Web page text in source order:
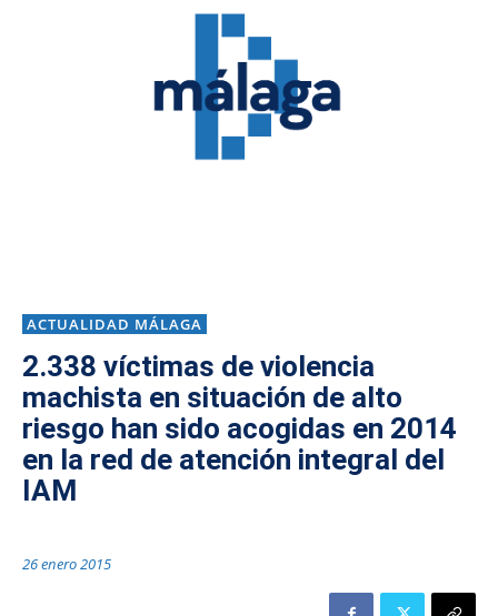
ACTUALIDAD MÁLAGA
2.338 víctimas de violencia
machista en situación de alto
riesgo han sido acogidas en 2014
en la red de atención integral del
IAM
26 enero 2015